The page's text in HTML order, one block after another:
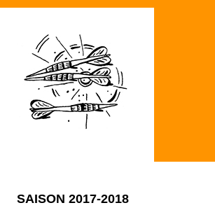
SAISON 2017-2018